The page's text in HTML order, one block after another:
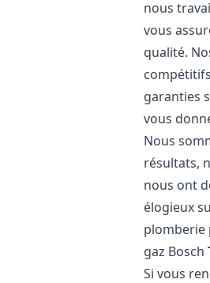
nous
vous
qualité.
garanties
vous
Nous
résultats,
nous ont
élogieux
plomberie
gaz Bosch
Si vous